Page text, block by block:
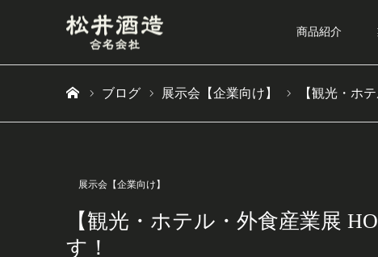
商品紹介
ブログ 展示会【企業向け】 【観光・ホ
展示会【企業向け】
【観光・ホテル・外食産業展
す！